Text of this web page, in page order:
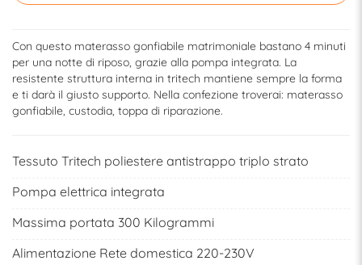
Con questo materasso gonfiabile matrimoniale bastano 4 minuti
per una notte di riposo, grazie alla pompa integrata. La
resistente struttura interna in tritech mantiene sempre la forma
e ti darà il giusto supporto. Nella confezione troverai: materasso
gonfiabile, custodia, toppa di riparazione.
Tessuto Tritech poliestere antistrappo triplo strato
Pompa elettrica integrata
Massima portata 300 Kilogrammi
Alimentazione Rete domestica 220-230V